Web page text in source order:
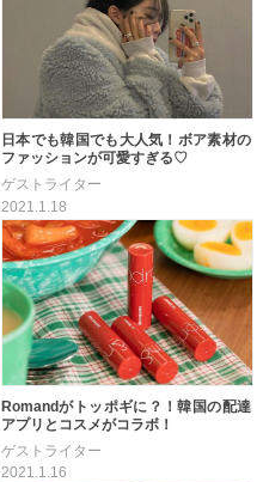
日本でも韓国でも大人気！ボア素材の
ファッションが可愛すぎる♡
ゲストライター
2021.1.18
Romandがトッポギに？！韓国の配達
アプリとコスメがコラボ！
ゲストライター
2021.1.16